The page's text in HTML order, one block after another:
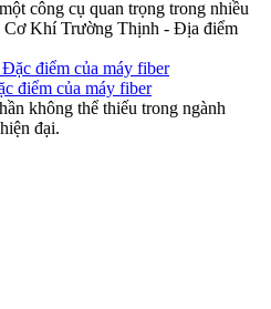
công cụ quan trọng trong nhiều
Cơ Khí Trường Thịnh - Địa điểm
điểm của máy fiber
không thể thiếu trong ngành
đại.